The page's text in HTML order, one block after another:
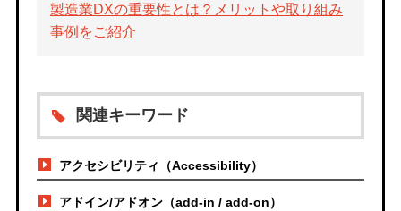
製造業DXの重要性とは？メリットや取り組み
事例をご紹介
関連キーワード
アクセシビリティ（Accessibility）
アドイン/アドオン（add-in / add-on）